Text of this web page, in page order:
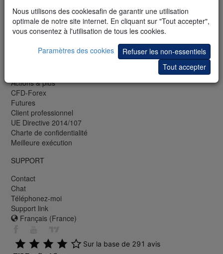
Nous utilisons des cookiesafin de garantir une utilisation
optimale de notre site internet. En cliquant sur "Tout accepter",
vous consentez à l'utilisation de tous les cookies.
Paramètres des cookies
Refuser les non-essentiels
Tout accepter
Démo de trading
Démo mobile
Newsletter
Trading blog
Savoir boursier
Actions & plus
CFD-Forex
Futures
Client professionnel
UE Directive 2014/107
Charte de confidentialité
Meilleure exécution
SUPPORT
Contact
Chat
Téléphonez-moi
Support link
Français (France)